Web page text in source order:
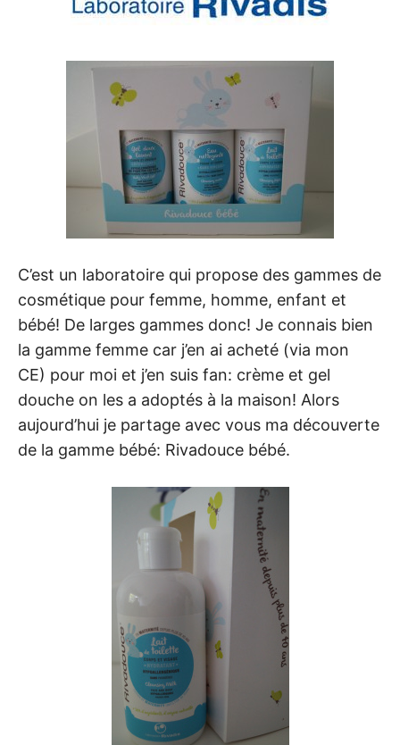
C’est un laboratoire qui propose des gammes de
cosmétique pour femme, homme, enfant et
bébé! De larges gammes donc! Je connais bien
la gamme femme car j’en ai acheté (via mon
CE) pour moi et j’en suis fan: crème et gel
douche on les a adoptés à la maison! Alors
aujourd’hui je partage avec vous ma découverte
de la gamme bébé: Rivadouce bébé.